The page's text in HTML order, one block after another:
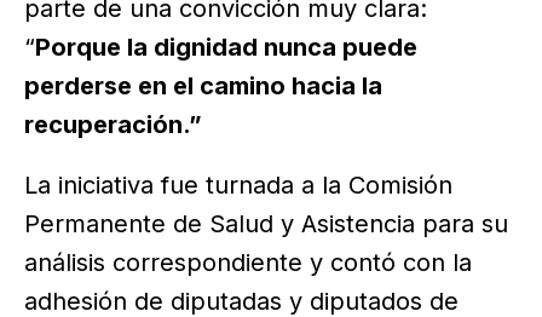
parte de una convicción muy clara:
“Porque la dignidad nunca puede
perderse en el camino hacia la
recuperación.”
La iniciativa fue turnada a la Comisión
Permanente de Salud y Asistencia para su
análisis correspondiente y contó con la
adhesión de diputadas y diputados de